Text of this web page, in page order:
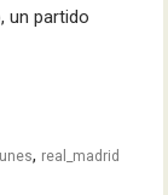
un partido
, real_madrid